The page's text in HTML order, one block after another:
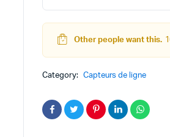
Lego Education
Pack Arduino – raspberry pi
ligne
quantity
Other people want this.
Category: Capteurs de ligne